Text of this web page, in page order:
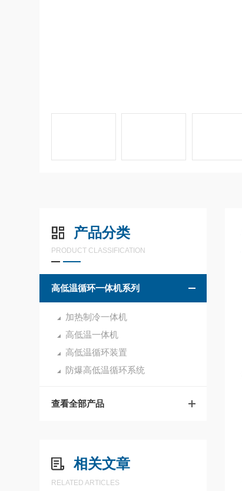
产品分类
PRODUCT CLASSIFICATION
高低温循环一体机系列
加热制冷一体机
高低温一体机
高低温循环装置
防爆高低温循环系统
查看全部产品
相关文章
RELATED ARTICLES